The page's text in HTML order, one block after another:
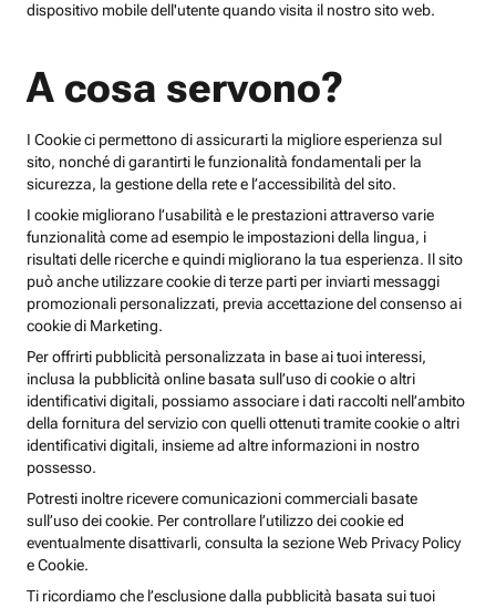
dispositivo mobile dell'utente quando visita il nostro sito web.
A cosa servono?
I Cookie ci permettono di assicurarti la migliore esperienza sul
sito, nonché di garantirti le funzionalità fondamentali per la
sicurezza, la gestione della rete e l’accessibilità del sito.
I cookie migliorano l’usabilità e le prestazioni attraverso varie
funzionalità come ad esempio le impostazioni della lingua, i
risultati delle ricerche e quindi migliorano la tua esperienza. Il sito
può anche utilizzare cookie di terze parti per inviarti messaggi
promozionali personalizzati, previa accettazione del consenso ai
cookie di Marketing.
Per offrirti pubblicità personalizzata in base ai tuoi interessi,
inclusa la pubblicità online basata sull’uso di cookie o altri
identificativi digitali, possiamo associare i dati raccolti nell’ambito
della fornitura del servizio con quelli ottenuti tramite cookie o altri
identificativi digitali, insieme ad altre informazioni in nostro
possesso.
Potresti inoltre ricevere comunicazioni commerciali basate
sull’uso dei cookie. Per controllare l’utilizzo dei cookie ed
eventualmente disattivarli, consulta la sezione Web Privacy Policy
e Cookie.
Ti ricordiamo che l’esclusione dalla pubblicità basata sui tuoi